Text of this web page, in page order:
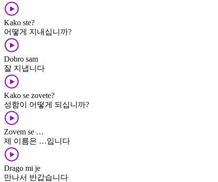
Kako ste?
어떻게 지내십니까?
Dobro sam
잘 지냅니다
Kako se zovete?
성함이 어떻게 되십니까?
Zovem se …
제 이름은 …입니다
Drago mi je
만나서 반갑습니다